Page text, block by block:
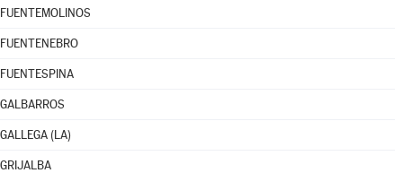
FUENTEMOLINOS
FUENTENEBRO
FUENTESPINA
GALBARROS
GALLEGA (LA)
GRIJALBA